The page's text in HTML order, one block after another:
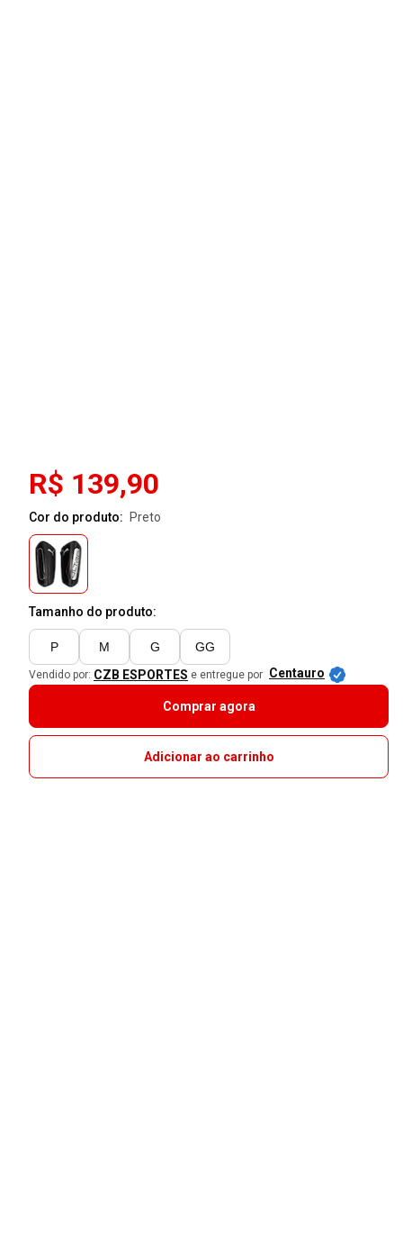
R$ 139,90
Cor do produto: preto
Tamanho do produto:
P M G GG
Vendido por: CZB ESPORTES e entregue por Centauro
Comprar agora
Adicionar ao carrinho